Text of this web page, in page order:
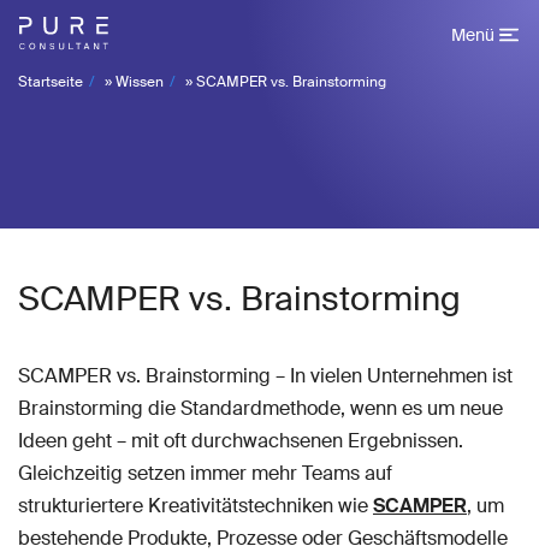
Menü
Startseite »Wissen »SCAMPER vs. Brainstorming
SCAMPER vs. Brainstorming
SCAMPER vs. Brainstorming – In vielen Unternehmen ist
Brainstorming die Standardmethode, wenn es um neue
Ideen geht – mit oft durchwachsenen Ergebnissen.
Gleichzeitig setzen immer mehr Teams auf
strukturiertere Kreativitätstechniken wieSCAMPER, um
bestehende Produkte, Prozesse oder Geschäftsmodelle